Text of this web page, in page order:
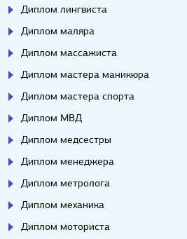
Диплом лингвиста
Диплом маляра
Диплом массажиста
Диплом мастера маникюра
Диплом мастера спорта
Диплом МВД
Диплом медсестры
Диплом менеджера
Диплом метролога
Диплом механика
Диплом моториста